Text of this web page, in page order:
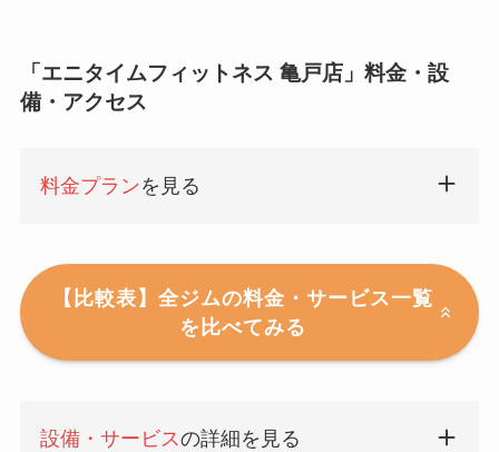
「エニタイムフィットネス 亀戸店」料金・設
備・アクセス
料金プランを見る
【比較表】全ジムの料金・サービス一覧
を比べてみる
設備・サービスの詳細を見る